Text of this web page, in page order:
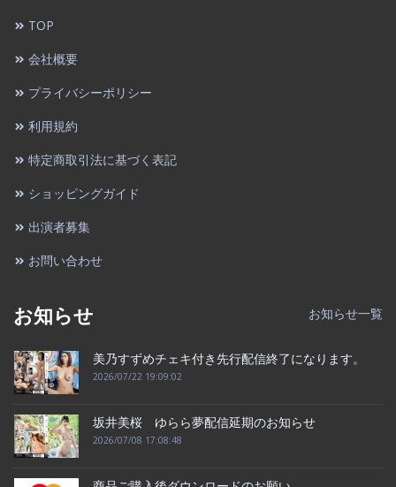
TOP
会社概要
プライバシーポリシー
利用規約
特定商取引法に基づく表記
ショッピングガイド
出演者募集
お問い合わせ
お知らせ お知らせ一覧
美乃すずめチェキ付き先行配信終了になります。
2026/07/22 19:09:02
坂井美桜 ゆらら夢配信延期のお知らせ
2026/07/08 17:08:48